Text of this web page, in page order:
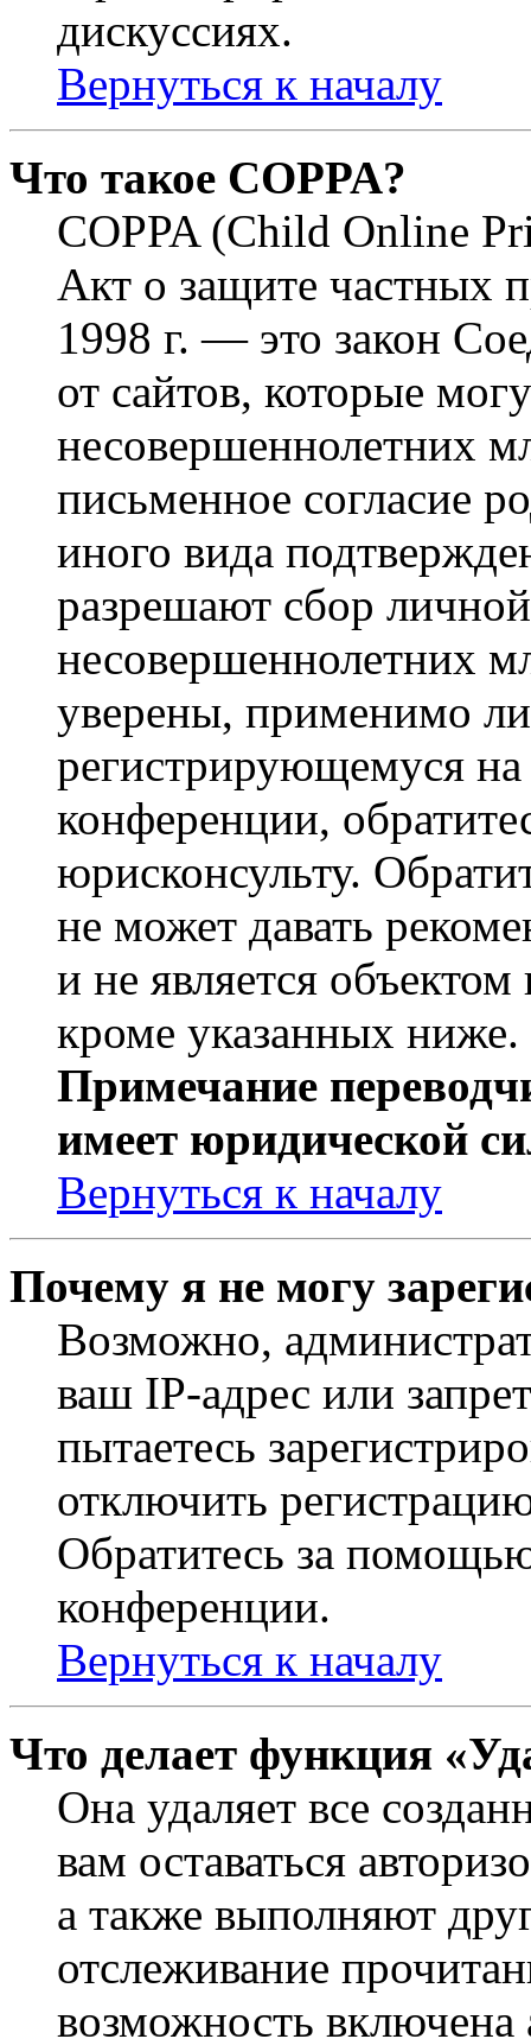
дискуссиях.
Вернуться к началу
Что такое COPPA?
COPPA (Child Online
Акт о защите частных
1998 г. — это закон
от сайтов, которые
несовершеннолетних
письменное согласие
иного вида
разрешают сбор
несовершеннолетних
уверены, применимо
регистрирующемуся
конференции,
юрисконсульту.
не может давать
и не является
кроме указанных ниже.
Примечание
имеет юридической
Вернуться к началу
Почему я не могу
Возможно,
ваш IP-адрес или
пытаетесь
отключить
Обратитесь за
конференции.
Вернуться к началу
Что делает функция
Она удаляет все
вам оставаться
а также выполняют
отслеживание
возможность